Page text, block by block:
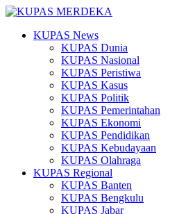
KUPAS News
KUPAS Dunia
KUPAS Nasional
KUPAS Peristiwa
KUPAS Kasus
KUPAS Politik
KUPAS Pemerintahan
KUPAS Ekonomi
KUPAS Pendidikan
KUPAS Kebudayaan
KUPAS Olahraga
KUPAS Regional
KUPAS Banten
KUPAS Bengkulu
KUPAS Jabar